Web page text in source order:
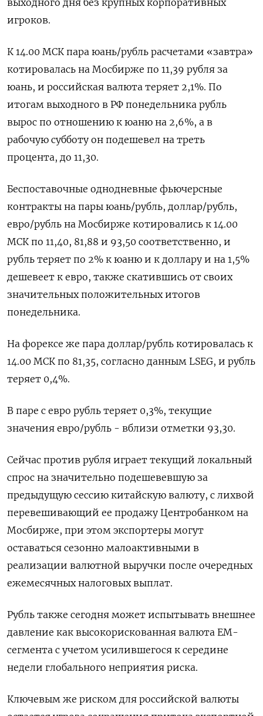
игроков.
К 14.00 МСК пара юань/рубль расчетами «завтра»
котировалась на Мосбирже по 11,39 рубля за
юань, и российская валюта теряет 2,1%. По
итогам выходного в РФ понедельника рубль
вырос по отношению к юаню на 2,6%, а в
рабочую субботу он подешевел на треть
процента, до 11,30.
Беспоставочные однодневные фьючерсные
контракты на пары юань/рубль, доллар/рубль,
евро/рубль на Мосбирже котировались к 14.00
МСК по 11,40, 81,88 и 93,50 соответственно, и
рубль теряет по 2% к юаню и к доллару и на 1,5%
дешевеет к евро, также скатившись от своих
значительных положительных итогов
понедельника.
На форексе же пара доллар/рубль котировалась к
14.00 МСК по 81,35, согласно данным LSEG, и рубль
теряет 0,4%.
В паре с евро рубль теряет 0,3%, текущие
значения евро/рубль - вблизи отметки 93,30.
Сейчас против рубля играет текущий локальный
спрос на значительно подешевевшую за
предыдущую сессию китайскую валюту, с лихвой
перевешивающий ее продажу Центробанком на
Мосбирже, при этом экспортеры могут
оставаться сезонно малоактивными в
реализации валютной выручки после очередных
ежемесячных налоговых выплат.
Рубль также сегодня может испытывать внешнее
давление как высокорискованная валюта ЕМ-
сегмента с учетом усилившегося к середине
недели глобального неприятия риска.
Ключевым же риском для российской валюты